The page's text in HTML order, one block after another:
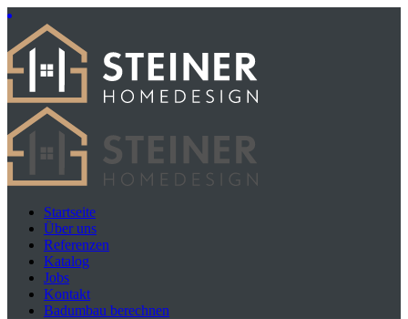
Startseite
Über uns
Referenzen
Katalog
Jobs
Kontakt
Badumbau berechnen